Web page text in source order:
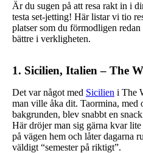
Är du sugen på att resa rakt in i
testa set-jetting! Här listar vi tio
platser som du förmodligen
bättre i verkligheten.
1. Sicilien, Italien – The
Det var något med Sicilien i The
man ville åka dit. Taormina,
bakgrunden, blev snabbt en
Här dröjer man sig gärna kvar
på vägen hem och låter dagarna
väldigt “semester på riktigt”.